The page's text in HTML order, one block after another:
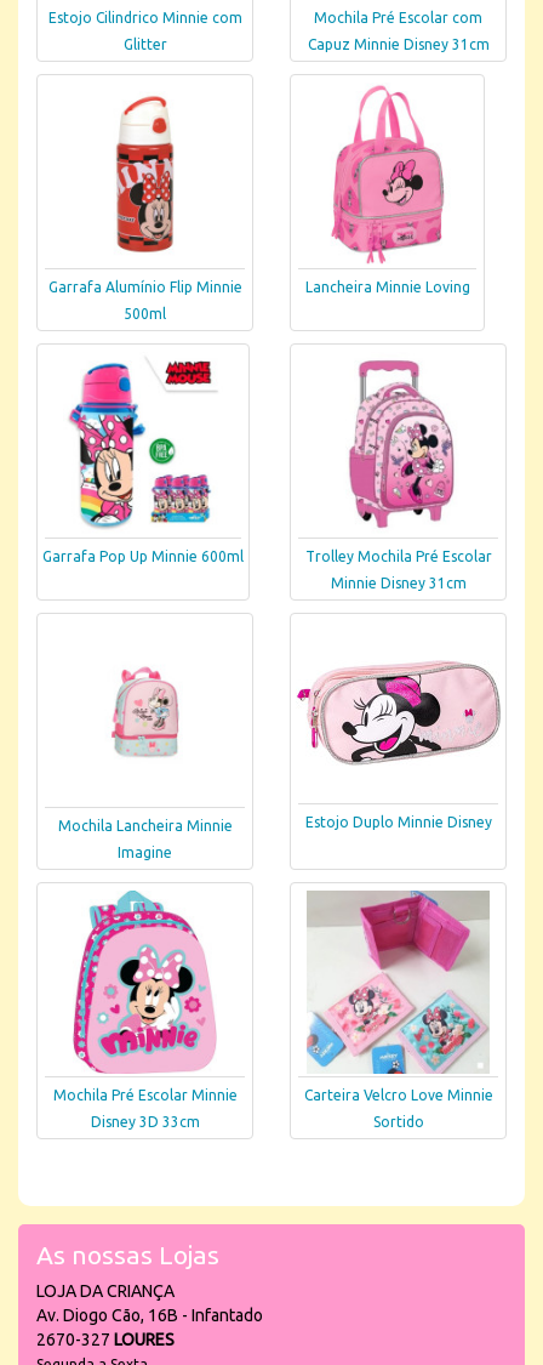
Estojo Cilindrico Minnie com
Glitter
Mochila Pré Escolar com
Capuz Minnie Disney 31cm
Garrafa Alumínio Flip Minnie
500ml
Lancheira Minnie Loving
Garrafa Pop Up Minnie 600ml
Trolley Mochila Pré Escolar
Minnie Disney 31cm
Mochila Lancheira Minnie
Imagine
Estojo Duplo Minnie Disney
Mochila Pré Escolar Minnie
Disney 3D 33cm
Carteira Velcro Love Minnie
Sortido
As nossas Lojas
LOJA DA CRIANÇA
Av. Diogo Cão, 16B - Infantado
2670-327 LOURES